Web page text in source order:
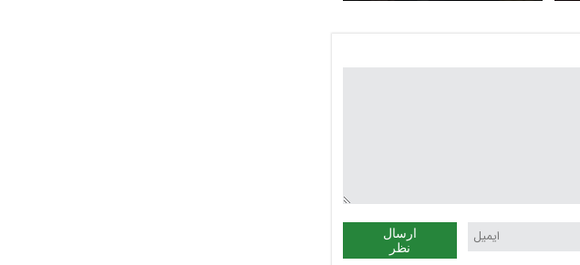
تروث سوشیال
ارسال
نظر